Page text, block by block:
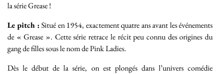
la série Grease !
Le pitch :Situé en 1954, exactement quatre ans avant les événements
de « Grease ». Cette série retrace le récit peu connu des origines du
gang de filles sous le nom de Pink Ladies.
Dès le début de la série, on est plongés dans l’univers comédie